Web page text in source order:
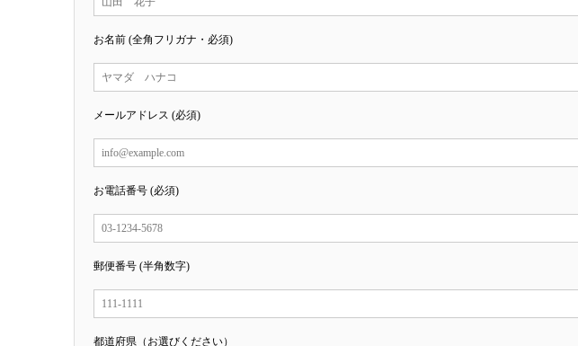
お名前 (全角フリガナ・必須)
メールアドレス (必須)
お電話番号 (必須)
郵便番号 (半角数字)
都道府県（お選びください）